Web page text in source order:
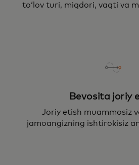
toʻlov turi, miqdori, vaqti va
Bevosita joriy
Joriy etish muammosiz
jamoangizning ishtirokisiz